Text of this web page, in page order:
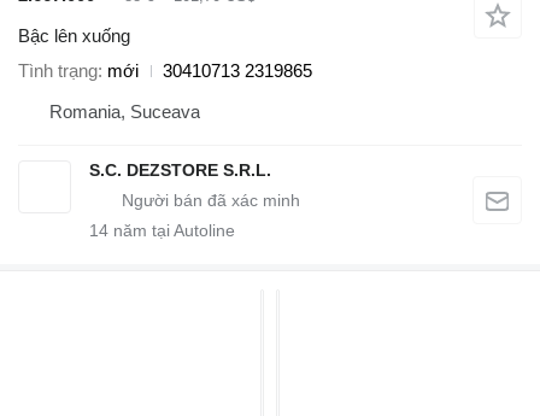
Bậc lên xuống
Tình trạng mới
30410713 2319865
Romania, Suceava
S.C. DEZSTORE S.R.L.
14 năm tại Autoline